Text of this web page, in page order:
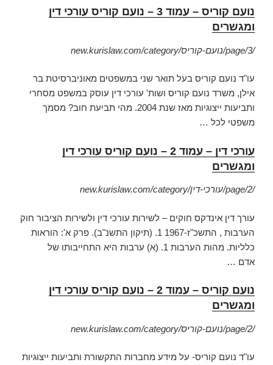
נועם קוריס – עמוד 3 – נועם קוריס עורכי דין
ומגשרים
new.kurislaw.com/category/נועם-קוריס/page/3/
עו"ד נועם קוריס בעל תואר שני במשפטים מאוניברסיטת בר
אילן, משרד נועם קוריס ושות' עורכי דין עוסק במשפט מסחרי
ותביעות ייצוגיות מאז שנת 2004. מהי תביעת חוב? מסמך
משפטי לכל …
עורכי דין – עמוד 2 – נועם קוריס עורכי דין
ומגשרים
new.kurislaw.com/category/עורכי-דין/page/2/
עורך דין אינדקס חוקים – לשירות עורכי דין ולשירות הציבור חוק
הערבות , התשכ"ז-1967 1. (
תיקון התשנ"ב). פרק א': הוראות
כלליות. מהות הערבות 1. (א) ערבות היא התחייבותו של
אדם …
נועם קוריס – עמוד 2 – נועם קוריס עורכי דין
ומגשרים
new.kurislaw.com/category/נועם-קוריס/page/2/
עו"ד נועם קוריס- על מידע מחברות התקשורת ותביעות ייצוגיות